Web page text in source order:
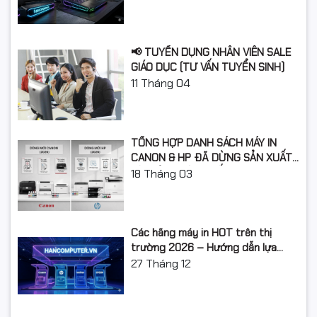
📢 TUYỂN DỤNG NHÂN VIÊN SALE
GIÁO DỤC (TƯ VẤN TUYỂN SINH)
11 Tháng 04
TỔNG HỢP DANH SÁCH MÁY IN
CANON & HP ĐÃ DỪNG SẢN XUẤT:
LỘ TRÌNH NÂNG CẤP 2026
18 Tháng 03
Các hãng máy in HOT trên thị
trường 2026 – Hướng dẫn lựa
chọn và so sánh chi tiết
27 Tháng 12